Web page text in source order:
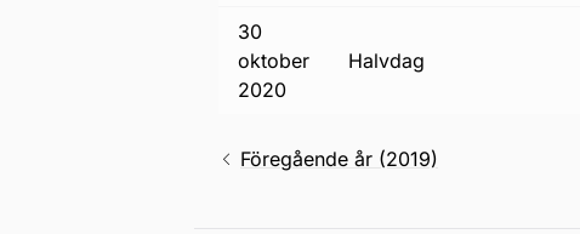
30
oktober
2020
halvdag
Föregående år (2019)